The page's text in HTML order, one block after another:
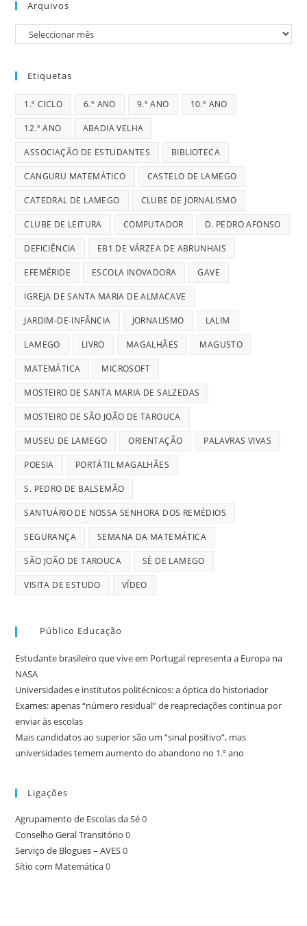
Arquivos
Arquivos
Etiquetas
1.º CICLO 6.º ANO 9.º ANO 10.º ANO
12.º ANO ABADIA VELHA
ASSOCIAÇÃO DE ESTUDANTES BIBLIOTECA
CANGURU MATEMÁTICO CASTELO DE LAMEGO
CATEDRAL DE LAMEGO CLUBE DE JORNALISMO
CLUBE DE LEITURA COMPUTADOR D. PEDRO AFONSO
DEFICIÊNCIA EB1 DE VÁRZEA DE ABRUNHAIS
EFEMÉRIDE ESCOLA INOVADORA GAVE
IGREJA DE SANTA MARIA DE ALMACAVE
JARDIM-DE-INFÂNCIA JORNALISMO LALIM
LAMEGO LIVRO MAGALHÃES MAGUSTO
MATEMÁTICA MICROSOFT
MOSTEIRO DE SANTA MARIA DE SALZEDAS
MOSTEIRO DE SÃO JOÃO DE TAROUCA
MUSEU DE LAMEGO ORIENTAÇÃO PALAVRAS VIVAS
POESIA PORTÁTIL MAGALHÃES
S. PEDRO DE BALSEMÃO
SANTUÁRIO DE NOSSA SENHORA DOS REMÉDIOS
SEGURANÇA SEMANA DA MATEMÁTICA
SÃO JOÃO DE TAROUCA SÉ DE LAMEGO
VISITA DE ESTUDO VÍDEO
Público Educação
Estudante brasileiro que vive em Portugal representa a Europa na
NASA
Universidades e institutos politécnicos: a óptica do historiador
Exames: apenas “número residual” de reapreciações continua por
enviar às escolas
Mais candidatos ao superior são um “sinal positivo”, mas
universidades temem aumento do abandono no 1.º ano
Ligações
Agrupamento de Escolas da Sé0
Conselho Geral Transitório 0
Serviço de Blogues – AVES0
Sítio com Matemática0